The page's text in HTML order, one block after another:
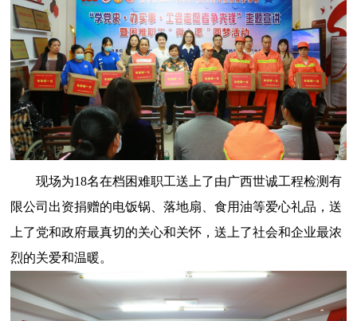
现场为18名在档困难职工送上了由广西世诚工程检测有
限公司出资捐赠的电饭锅、落地扇、食用油等爱心礼品，送
上了党和政府最真切的关心和关怀，送上了社会和企业最浓
烈的关爱和温暖。